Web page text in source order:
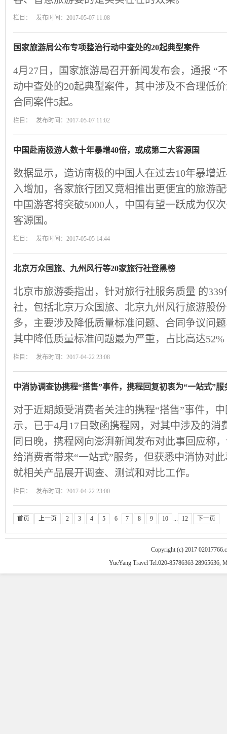
栏目： 发布时间：2017-05-07 11:08
国家旅游局公布专项整治行动中查处的20起典型案件
4月27日，国家旅游局召开新闻发布会，通报 “
动中查处的20起典型案件，其中涉及不合理低
合同案件5起。
栏目： 发布时间：2017-05-07 11:02
中国赴南极游人数十年暴增40倍，或成第二大客源国
数据显示，造访南极的中国人在过去10年暴增
入增加，各家旅行团又竞相推出更便宜的旅游
中国游客将突破5000人，中国有望一跃成为仅
客源国。
栏目： 发布时间：2017-05-05 14:44
北京万众国旅、九州风行等20家旅行社登黑榜
北京市旅游委指出，针对旅行社服务质量 的
社，包括北京万众国旅、北京九州风行旅游股
多，主要涉及降低质量标准问题、合同争议问
其中降低质量标准问题最为严重，占比高达52%
栏目： 发布时间：2017-04-22 23:08
中消协调查协携程“搭售”事件，携程回复初衷为“一站式”服
对于近期颇受消费者关注的携程“搭售”事件，
示，已于4月17日致函携程网，对其中涉及的消
同日晚，携程网向澎湃新闻发布对此事回应称
给消费者带来“一站式”服务，但获悉中消协对
就相关产品展开调查、测试和对比工作。
栏目： 发布时间：2017-04-22 23:00
首页 上一页 2 3 4 5 6 7 8 9 10 ... 12 下一页
Copyright (c) 2017
YueYang Travel Tel:020-85786363 28965636,